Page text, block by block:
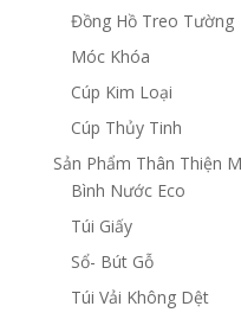
Đồng Hồ Treo Tường
Móc Khóa
Cúp Kim Loại
Cúp Thủy Tinh
Sản Phẩm Thân Thiện
Bình Nước Eco
Túi Giấy
Sổ- Bút Gỗ
Túi Vải Không Dệt